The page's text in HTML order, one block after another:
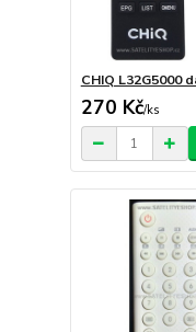
CHIQ L32G5000
270 Kč/ks